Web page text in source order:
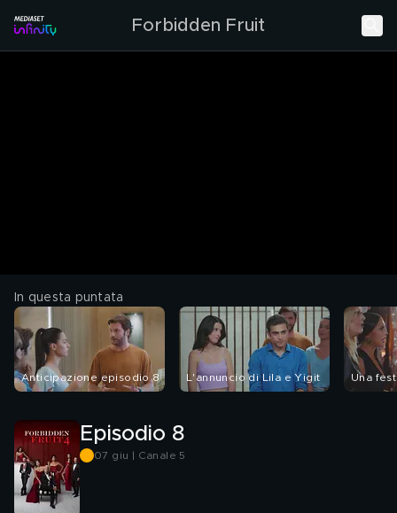
Forbidden Fruit
In questa puntata
Anticipazione episodio 8 L'annuncio di Lila e Yigit Una
Episodio 8
07 giu | Canale 5